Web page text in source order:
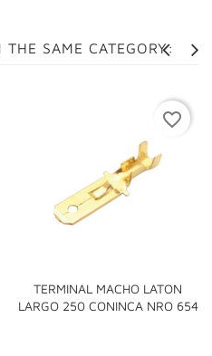
SAME CATEGORY:
TERMINAL MACHO LATON
LARGO 250 CONINCA NRO 654
favorite_border